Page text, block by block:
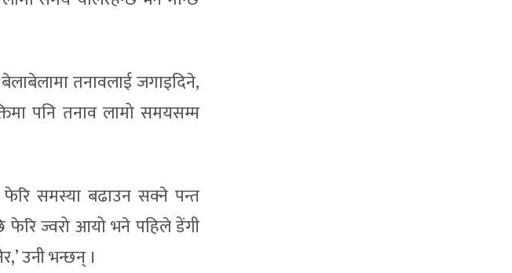
तनावलाई जगाइदिने,
पनि तनाव लामो समयसम्म
समस्या बढाउन सक्ने पन्त
फेरि ज्वरो आयो भने पहिले डेंगी
उनी भन्छन् ।